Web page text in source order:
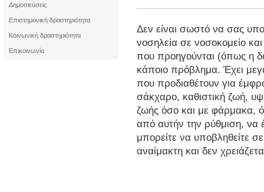
Δημοσιεύσεις
Επιστημονική δραστηριότητα
Κοινωνική δραστηριότητα
Επικοινωνία
Δεν είναι σωστό να σας
νοσηλεία σε νοσοκομείο
που προηγούνται (όπως η
κάποιο πρόβλημα. Έχει
που προδιαθέτουν για
σάκχαρο, καθιστική ζωή,
ζωής όσο και με φάρμακα,
από αυτήν την ρύθμιση, να
μπορείτε να υποβληθείτε
αναίμακτη και δεν